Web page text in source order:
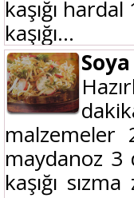
kaşığı
kaşığı...
maydanoz 3
kaşığı